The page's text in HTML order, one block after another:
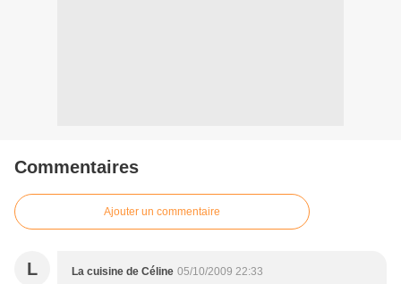
Commentaires
Ajouter un commentaire
L La cuisine de Céline 05/10/2009 22:33